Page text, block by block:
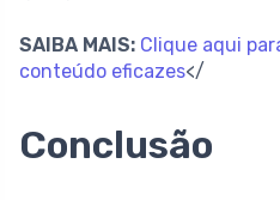
SAIBA MAIS: Clique aqui
conteúdo eficazes</
Conclusão